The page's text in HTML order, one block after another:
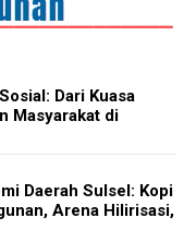
Dari Kuasa
Masyarakat di
Daerah Sulsel: Kopi
Arena Hilirisasi,